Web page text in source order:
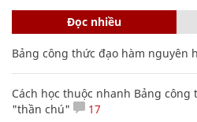
Đọc nhiều
Bảng công thức đạo hàm nguyên
Cách học thuộc nhanh Bảng
"thần chú"
17